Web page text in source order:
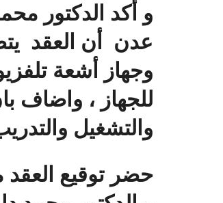
و أكد الدكتور
عدن أن العقد
وجهاز أشعة
للجهاز ، واضاف
والتشغيل
حضر توقيع العقد